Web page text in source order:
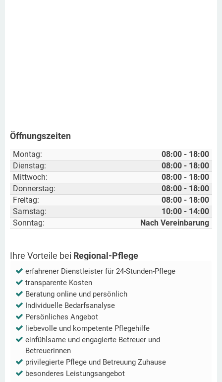
Öffnungszeiten
Montag:
08:00 - 18:00
Dienstag:
08:00 - 18:00
Mittwoch:
08:00 - 18:00
Donnerstag:
08:00 - 18:00
Freitag:
08:00 - 18:00
Samstag:
10:00 - 14:00
Sonntag:
Nach Vereinbarung
Ihre Vorteile bei Regional-Pflege
erfahrener Dienstleister für 24-Stunden-Pflege
transparente Kosten
Beratung online und persönlich
Individuelle Bedarfsanalyse
Persönliches Angebot
liebevolle und kompetente Pflegehilfe
einfühlsame und engagierte Betreuer und
Betreuerinnen
privilegierte Pflege und Betreuung Zuhause
besonderes Leistungsangebot